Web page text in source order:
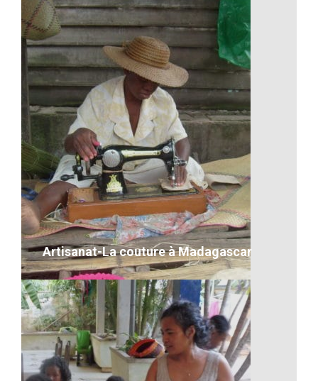
Artisanat-Des filets de pêche à
Madagascar
VOIR LE DÉTAIL
Artisanat-La couture à Madagascar